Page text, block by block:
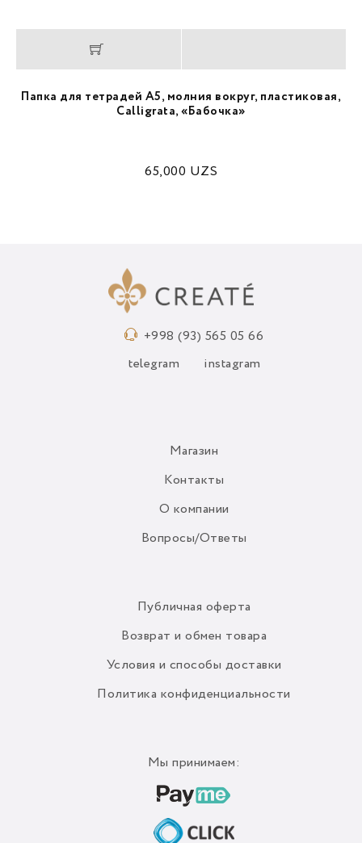
Папка для тетрадей А5, молния вокруг, пластиковая,
Calligrata, «Бабочка»
65,000 UZS
+998 (93) 565 05 66
telegram instagram
Магазин
Контакты
О компании
Вопросы/Ответы
Публичная оферта
Возврат и обмен товара
Условия и способы доставки
Политика конфиденциальности
Мы принимаем: